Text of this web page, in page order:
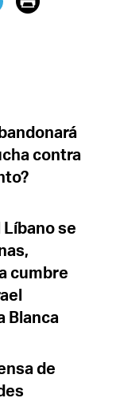
contra
Líbano se
cumbre
Blanca
de